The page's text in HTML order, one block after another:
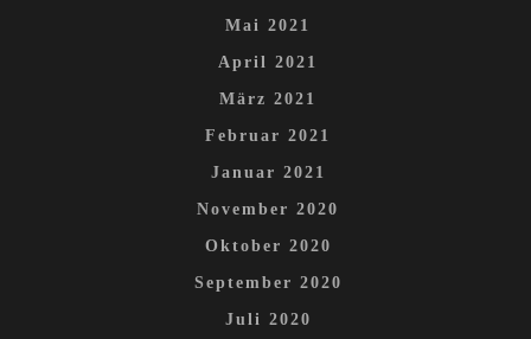
Mai 2021
April 2021
März 2021
Februar 2021
Januar 2021
November 2020
Oktober 2020
September 2020
Juli 2020